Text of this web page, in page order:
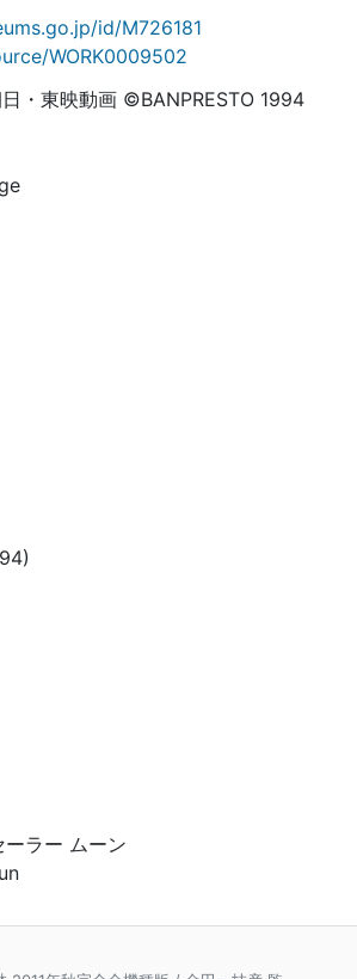
id/M726181
WORK0009502
・東映動画 ©BANPRESTO 1994
ラー ムーン